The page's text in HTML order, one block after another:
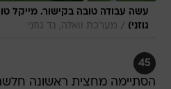
עשה עבודה טובה בקישור. מייקל
גוזני) / מערכת וואלה, גד גוזני
45
הסתיימה מחצית ראשונה